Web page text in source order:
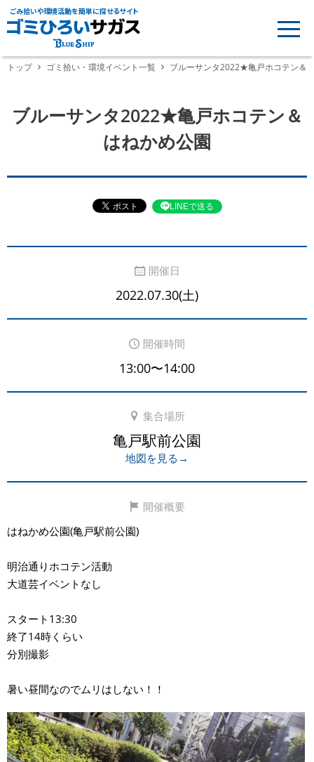
ごみ拾いや環境活動を簡単に探せるサイト
トップ ゴミ拾い・環境イベント一覧 ブルーサンタ2022★亀戸ホコテン＆
ブルーサンタ2022★亀戸ホコテン＆
はねかめ公園
LINEで送る
開催日
2022.07.30(土)
開催時間
13:00〜14:00
集合場所
亀戸駅前公園
地図を見る→
開催概要
はねかめ公園(亀戸駅前公園)
明治通りホコテン活動
大道芸イベントなし
スタート13:30
終了14時くらい
分別撮影
暑い昼間なのでムリはしない！！